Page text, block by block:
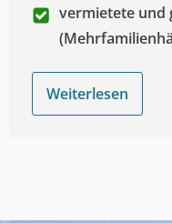
vermietete und
Weiterlesen